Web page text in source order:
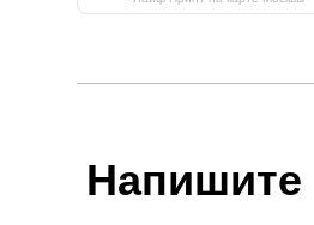
Напишите